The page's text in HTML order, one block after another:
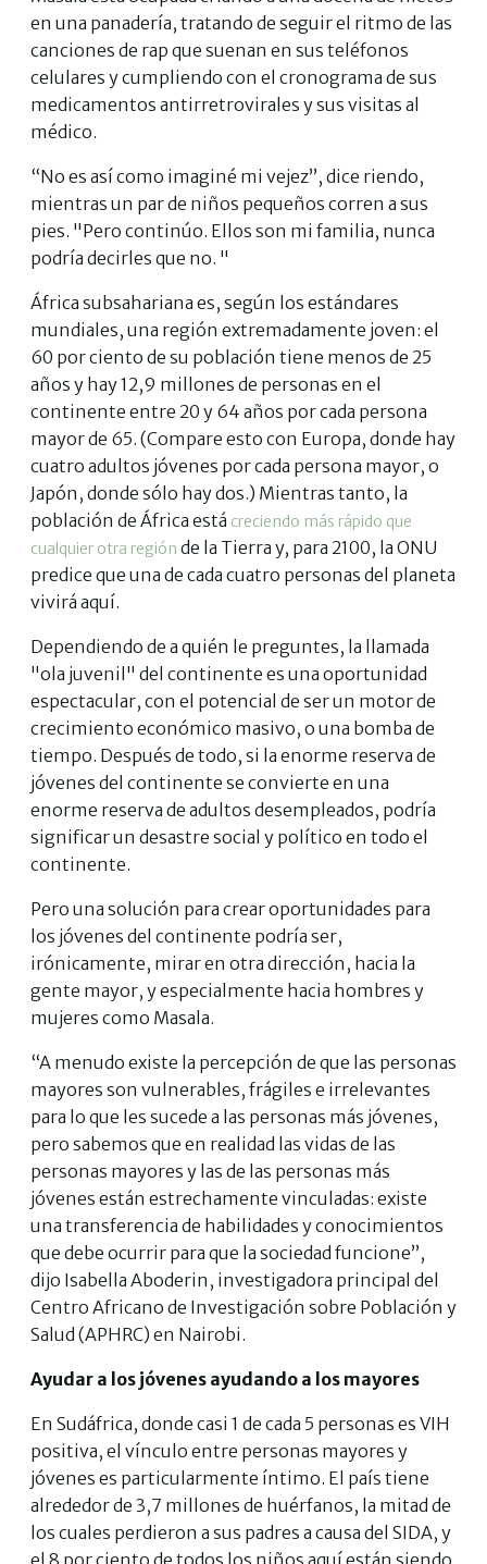
en una panadería, tratando de seguir el ritmo de las
canciones de rap que suenan en sus teléfonos
celulares y cumpliendo con el cronograma de sus
medicamentos antirretrovirales y sus visitas al
médico.
“No es así como imaginé mi vejez”, dice riendo,
mientras un par de niños pequeños corren a sus
pies. "Pero continúo. Ellos son mi familia, nunca
podría decirles que no. "
África subsahariana es, según los estándares
mundiales, una región extremadamente joven: el
60 por ciento de su población tiene menos de 25
años y hay 12,9 millones de personas en el
continente entre 20 y 64 años por cada persona
mayor de 65. (Compare esto con Europa, donde hay
cuatro adultos jóvenes por cada persona mayor, o
Japón, donde sólo hay dos.) Mientras tanto, la
población de África está creciendo más rápido que
cualquier otra región de la Tierra y, para 2100, la ONU
predice que una de cada cuatro personas del planeta
vivirá aquí.
Dependiendo de a quién le preguntes, la llamada
"ola juvenil" del continente es una oportunidad
espectacular, con el potencial de ser un motor de
crecimiento económico masivo, o una bomba de
tiempo. Después de todo, si la enorme reserva de
jóvenes del continente se convierte en una
enorme reserva de adultos desempleados, podría
significar un desastre social y político en todo el
continente.
Pero una solución para crear oportunidades para
los jóvenes del continente podría ser,
irónicamente, mirar en otra dirección, hacia la
gente mayor, y especialmente hacia hombres y
mujeres como Masala.
“A menudo existe la percepción de que las personas
mayores son vulnerables, frágiles e irrelevantes
para lo que les sucede a las personas más jóvenes,
pero sabemos que en realidad las vidas de las
personas mayores y las de las personas más
jóvenes están estrechamente vinculadas: existe
una transferencia de habilidades y conocimientos
que debe ocurrir para que la sociedad funcione”,
dijo Isabella Aboderin, investigadora principal del
Centro Africano de Investigación sobre Población y
Salud (APHRC) en Nairobi.
Ayudar a los jóvenes ayudando a los mayores
En Sudáfrica, donde casi 1 de cada 5 personas es VIH
positiva, el vínculo entre personas mayores y
jóvenes es particularmente íntimo. El país tiene
alrededor de 3,7 millones de huérfanos, la mitad de
los cuales perdieron a sus padres a causa del SIDA, y